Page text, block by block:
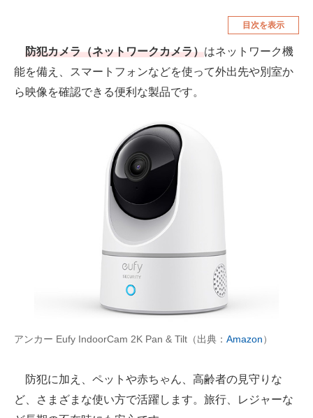
メディア
注目記事を集めた総合ページ
ITの今と未来を見通す
スマホと通信の最新トレンド
進化するPCとデバイスの未来
好きが集まる 比べて選べる
ビジネスと働き方のヒント
AI活用のいまが分かる
企業ITのトレンドを詳説
マーケ×ITの今がよく分かる
目次を表示
防犯カメラ（ネットワークカメラ）はネットワーク機
能を備え、スマートフォンなどを使って外出先や別室か
ら映像を確認できる便利な製品です。
アンカー Eufy IndoorCam 2K Pan & Tilt（出典： Amazon）
防犯に加え、ペットや赤ちゃん、高齢者の見守りな
ど、さまざまな使い方で活躍します。旅行、レジャーな